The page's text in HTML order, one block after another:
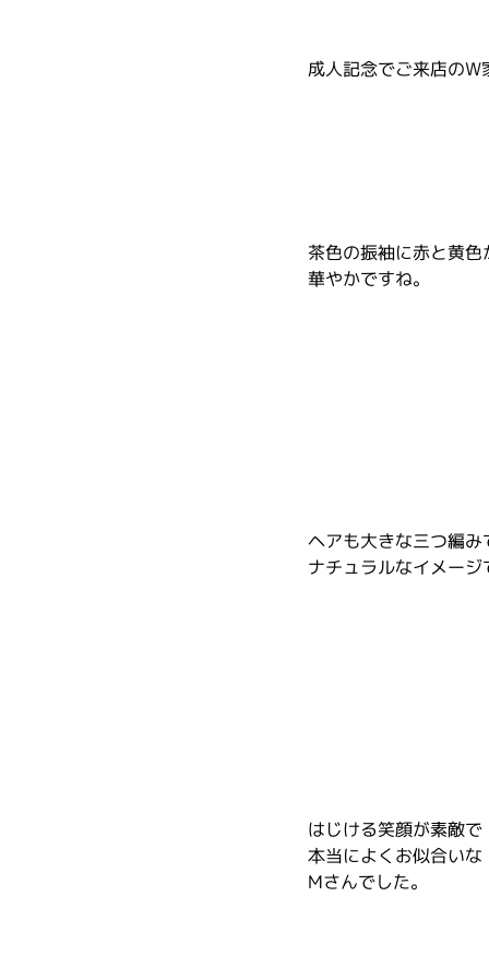
成人記念でご来店のW
茶色の振袖に赤と黄
華やかですね。
ヘアも大きな三つ編み
ナチュラルなイメージ
はじける笑顔が素敵で
本当によくお似合いな
Mさんでした。